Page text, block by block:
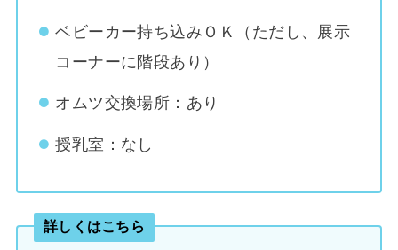
ベビーカー持ち込みＯＫ（ただし、展示
コーナーに階段あり）
オムツ交換場所：あり
授乳室：なし
詳しくはこちら